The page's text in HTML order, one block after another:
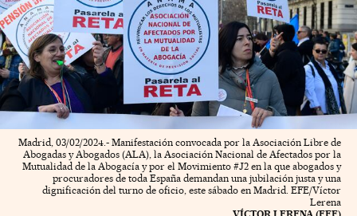
Madrid, 03/02/2024.- Manifestación convocada por la Asociación Libre de
Abogadas y Abogados (ALA), la Asociación Nacional de Afectados por la
Mutualidad de la Abogacía y por el Movimiento #J2 en la que abogados y
procuradores de toda España demandan una jubilación justa y una
dignificación del turno de oficio, este sábado en Madrid. EFE/Víctor
Lerena